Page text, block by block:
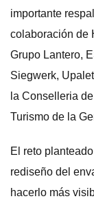
importante
colaboración de
Grupo Lantero,
Siegwerk,
la Conselleria
Turismo de la
El reto
rediseño del
hacerlo más